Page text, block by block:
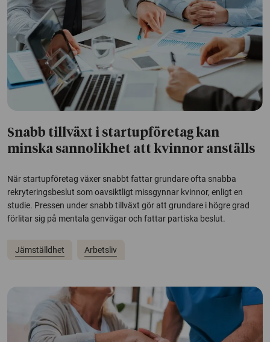
Snabb tillväxt i startupföretag kan
minska sannolikhet att kvinnor anställs
När startupföretag växer snabbt fattar grundare ofta snabba
rekryteringsbeslut som oavsiktligt missgynnar kvinnor, enligt en
studie. Pressen under snabb tillväxt gör att grundare i högre grad
förlitar sig på mentala genvägar och fattar partiska beslut.
Jämställdhet Arbetsliv